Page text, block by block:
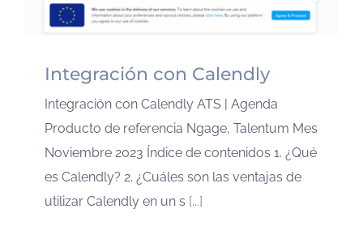
Integración con Calendly
Integración con Calendly ATS | Agenda
Producto de referencia Ngage, Talentum Mes
Noviembre 2023 Índice de contenidos 1. ¿Qué
es Calendly? 2. ¿Cuáles son las ventajas de
utilizar Calendly en un s [...]